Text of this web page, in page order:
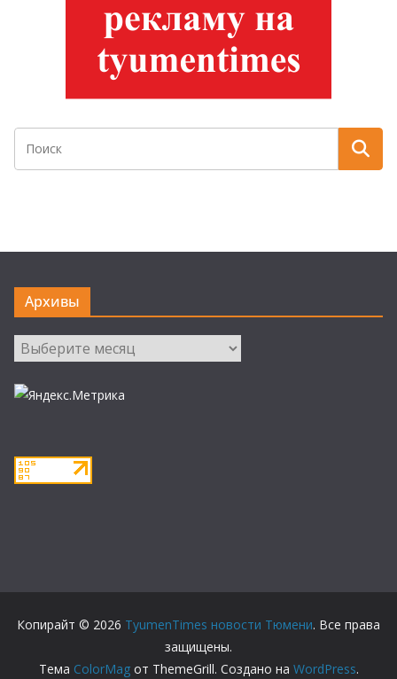
Архивы
Архивы
Копирайт © 2026 TyumenTimes новости Тюмени. Все права
защищены.
Тема ColorMagот ThemeGrill. Создано на WordPress.